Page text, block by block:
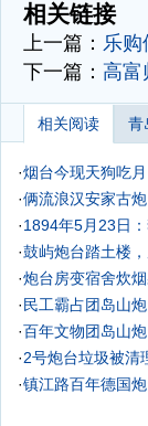
相关链接
上一篇： 乐购
下一篇： 高富
相关阅读 青
·烟台今现天狗吃
·俩流浪汉安家古
·1894年5月23日
·鼓屿炮台踏土楼
·炮台房变宿舍炊
· 民工霸占团岛山
·百年文物团岛山
·2号炮台垃圾被清
·镇江路百年德国